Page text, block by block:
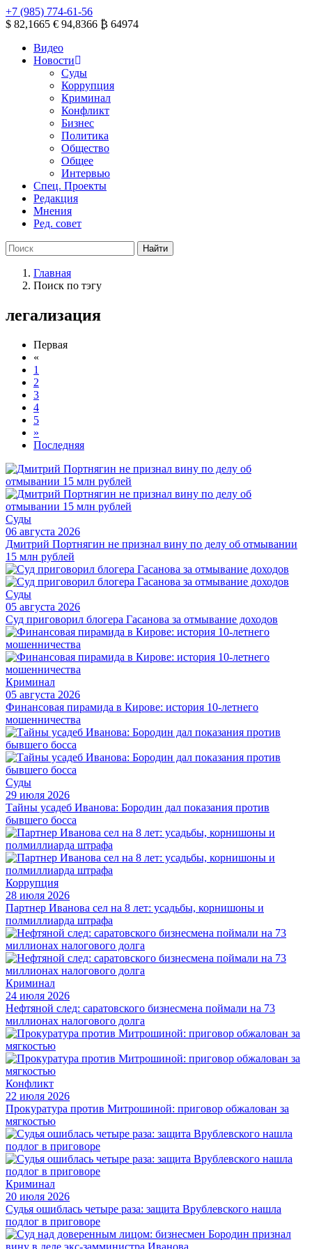
+7 (985) 774-61-56
$ 82,1665 € 94,8366 ₿ 64974
Видео
Новости
Суды
Коррупция
Криминал
Конфликт
Бизнес
Политика
Общество
Общее
Интервью
Спец. Проекты
Редакция
Мнения
Ред. совет
Главная
Поиск по тэгу
легализация
Первая
«
1
2
3
4
5
»
Последняя
Суды
06 августа 2026
Дмитрий Портнягин не признал вину по делу об отмывании
15 млн рублей
Суды
05 августа 2026
Суд приговорил блогера Гасанова за отмывание доходов
Криминал
05 августа 2026
Финансовая пирамида в Кирове: история 10-летнего
мошенничества
Суды
29 июля 2026
Тайны усадеб Иванова: Бородин дал показания против
бывшего босса
Коррупция
28 июля 2026
Партнер Иванова сел на 8 лет: усадьбы, корнишоны и
полмиллиарда штрафа
Криминал
24 июля 2026
Нефтяной след: саратовского бизнесмена поймали на 73
миллионах налогового долга
Конфликт
22 июля 2026
Прокуратура против Митрошиной: приговор обжалован за
мягкостью
Криминал
20 июля 2026
Судья ошиблась четыре раза: защита Врублевского нашла
подлог в приговоре